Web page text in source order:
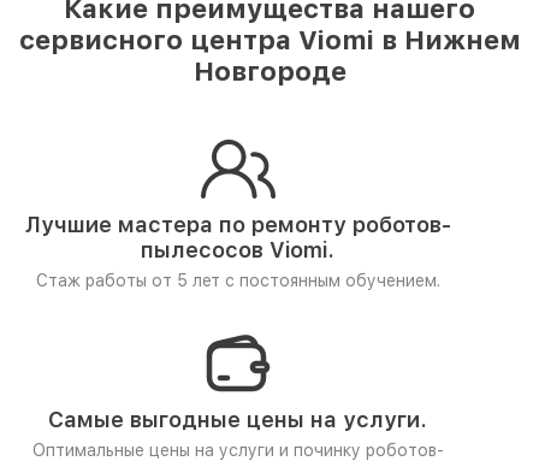
Какие преимущества нашего
сервисного центра Viomi в Нижнем
Новгороде
Лучшие мастера по ремонтуроботов-
пылесосов Viomi.
Стаж работы от 5 лет с постоянным обучением.
Самые выгодные цены на услуги.
Оптимальные цены на услуги и починку роботов-